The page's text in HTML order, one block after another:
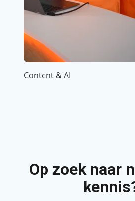
Content & AI
Op zoek naar